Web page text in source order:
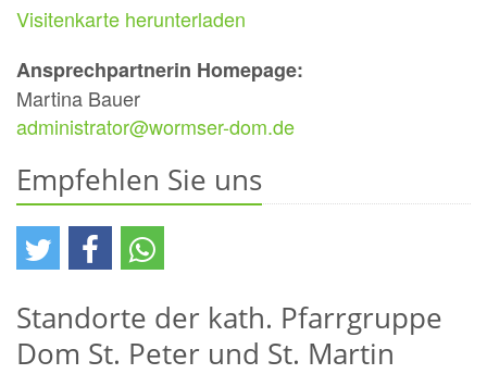
Visitenkarte herunterladen
Ansprechpartnerin Homepage:
Martina Bauer
administrator@wormser-dom.de
Empfehlen Sie uns
Standorte der kath. Pfarrgruppe
Dom St. Peter und St. Martin